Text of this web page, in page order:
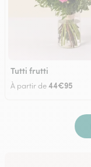
Tutti frutti
À partir de44€95